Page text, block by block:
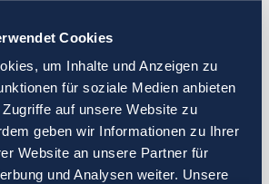
Cookies
um Inhalte und Anzeigen zu
für soziale Medien anbieten
auf unsere Website zu
geben wir Informationen zu Ihrer
Website an unsere Partner für
und Analysen weiter. Unsere